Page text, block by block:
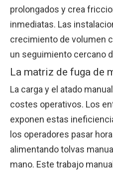
prolongados y crea
inmediatas. Las
crecimiento de volumen
un seguimiento cercano
La matriz de fuga de
La carga y el atado
costes operativos. Los
exponen estas
los operadores pasar
alimentando tolvas
mano. Este trabajo